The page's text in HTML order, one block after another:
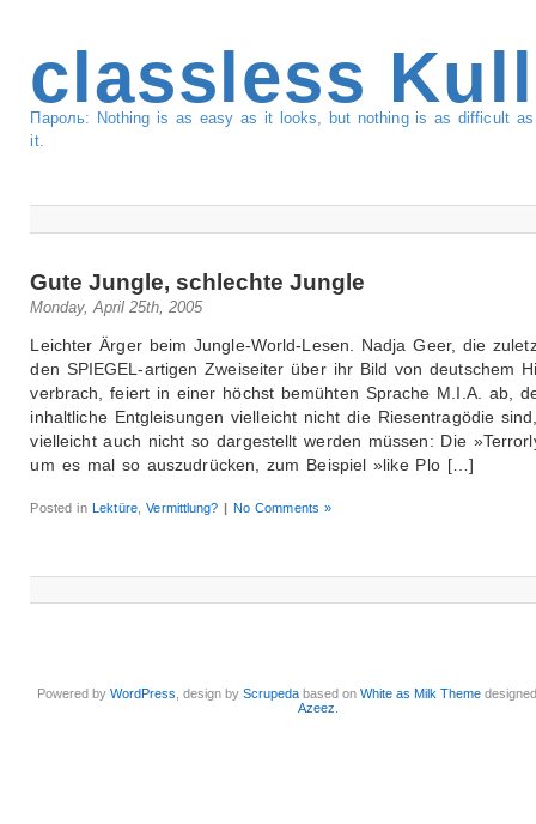
classless
Пароль: Nothing is as easy as it looks, but nothing is as difficult
it.
Gute Jungle, schlechte Jungle
Monday, April 25th, 2005
Leichter Ärger beim Jungle-World-Lesen. Nadja Geer, die
den SPIEGEL-artigen Zweiseiter über ihr Bild von deutschem
verbrach, feiert in einer höchst bemühten Sprache M.I.A. ab,
inhaltliche Entgleisungen vielleicht nicht die Riesentragödie
vielleicht auch nicht so dargestellt werden müssen: Die
um es mal so auszudrücken, zum Beispiel »like Plo […]
Posted inLektüre,Vermittlung? | No Comments »
Powered byWordPress , design byScrupeda based onWhite as Milk Theme
Azeez